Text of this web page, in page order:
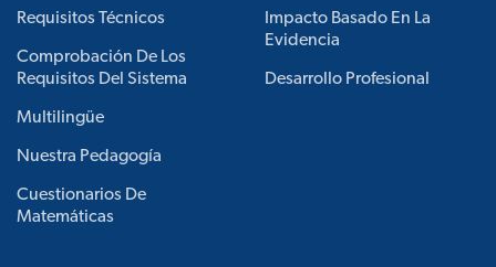
Requisitos Técnicos
Comprobación De Los
Requisitos Del Sistema
Multilingüe
Nuestra Pedagogía
Cuestionarios De
Matemáticas
Impacto Basado En La
Evidencia
Desarrollo Profesional